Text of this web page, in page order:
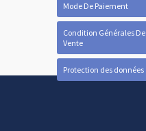
Mode De Paiement
Condition Générales De
Vente
Protection des données